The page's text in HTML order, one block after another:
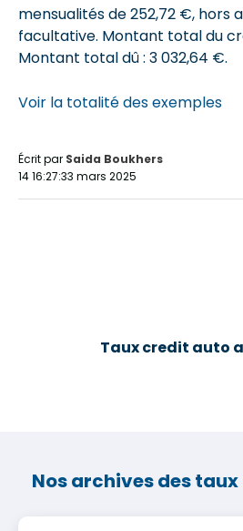
mensualités de 252,72 €, hors
facultative. Montant total du
Montant total dû : 3 032,64 €.
Voir la totalité des exemples
Écrit par Saida Boukhers
14 16:27:33 mars 2025
Taux credit auto
Nos archives des